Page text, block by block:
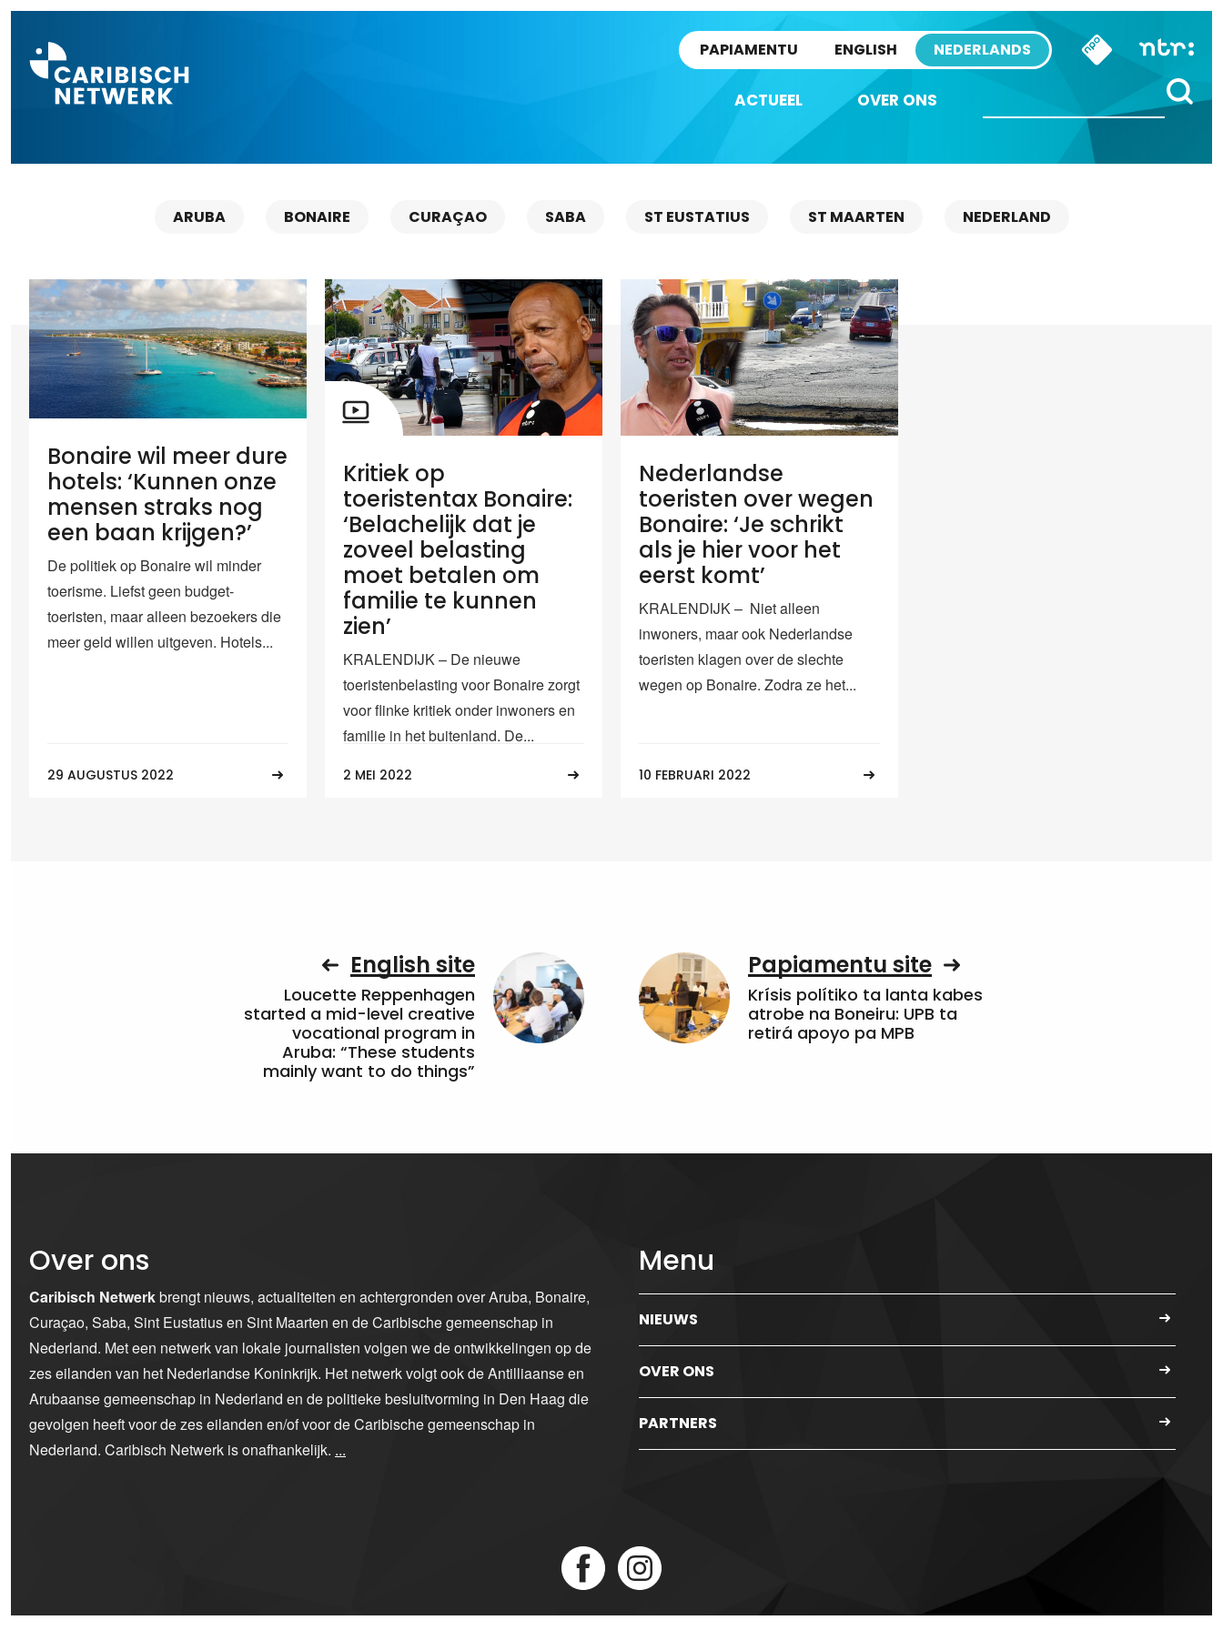
PAPIAMENTU ENGLISH NEDERLANDS
ACTUEEL OVER ONS
ARUBA BONAIRE CURAÇAO SABA ST EUSTATIUS ST MAARTEN NEDERLAND
Bonaire wil meer dure
hotels: ‘Kunnen onze
mensen straks nog
een baan krijgen?’
De politiek op Bonaire wil minder
toerisme. Liefst geen budget-
toeristen, maar alleen bezoekers die
meer geld willen uitgeven. Hotels...
29 AUGUSTUS 2022
Kritiek op
toeristentax Bonaire:
‘Belachelijk dat je
zoveel belasting
moet betalen om
familie te kunnen
zien’
KRALENDIJK – De nieuwe
toeristenbelasting voor Bonaire zorgt
voor flinke kritiek onder inwoners en
familie in het buitenland. De...
2 MEI 2022
Nederlandse
toeristen over wegen
Bonaire: ‘Je schrikt
als je hier voor het
eerst komt’
KRALENDIJK – Niet alleen
inwoners, maar ook Nederlandse
toeristen klagen over de slechte
wegen op Bonaire. Zodra ze het...
10 FEBRUARI 2022
English site
Loucette Reppenhagen
started a mid-level creative
vocational program in
Aruba: “These students
mainly want to do things”
Papiamentu site
Krísis polítiko ta lanta kabes
atrobe na Boneiru: UPB ta
retirá apoyo pa MPB
Over ons
Caribisch Netwerkbrengt nieuws, actualiteiten en achtergronden over Aruba, Bonaire,
Curaçao, Saba, Sint Eustatius en Sint Maarten en de Caribische gemeenschap in
Nederland. Met een netwerk van lokale journalisten volgen we de ontwikkelingen op de
zes eilanden van het Nederlandse Koninkrijk. Het netwerk volgt ook de Antilliaanse en
Arubaanse gemeenschap in Nederland en de politieke besluitvorming in Den Haag die
gevolgen heeft voor de zes eilanden en/of voor de Caribische gemeenschap in
Nederland. Caribisch Netwerk is onafhankelijk. ...
Menu
NIEUWS
OVER ONS
PARTNERS